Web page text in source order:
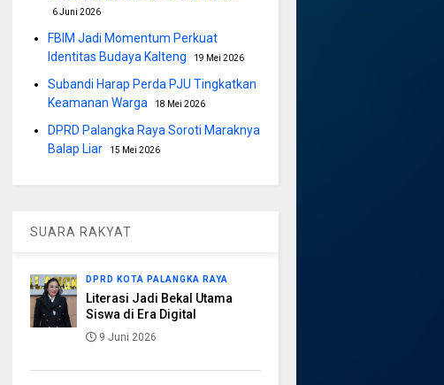
6 Juni 2026
FBIM Jadi Momentum Perkuat
Identitas Budaya Kalteng
19 Mei 2026
Subandi Harap Perda PJU Tingkatkan
Keamanan Warga
18 Mei 2026
DPRD Palangka Raya Soroti Maraknya
Balap Liar
15 Mei 2026
SUARA RAKYAT
DPRD KOTA PALANGKA RAYA
Literasi Jadi Bekal Utama
Siswa di Era Digital
9 Juni 2026